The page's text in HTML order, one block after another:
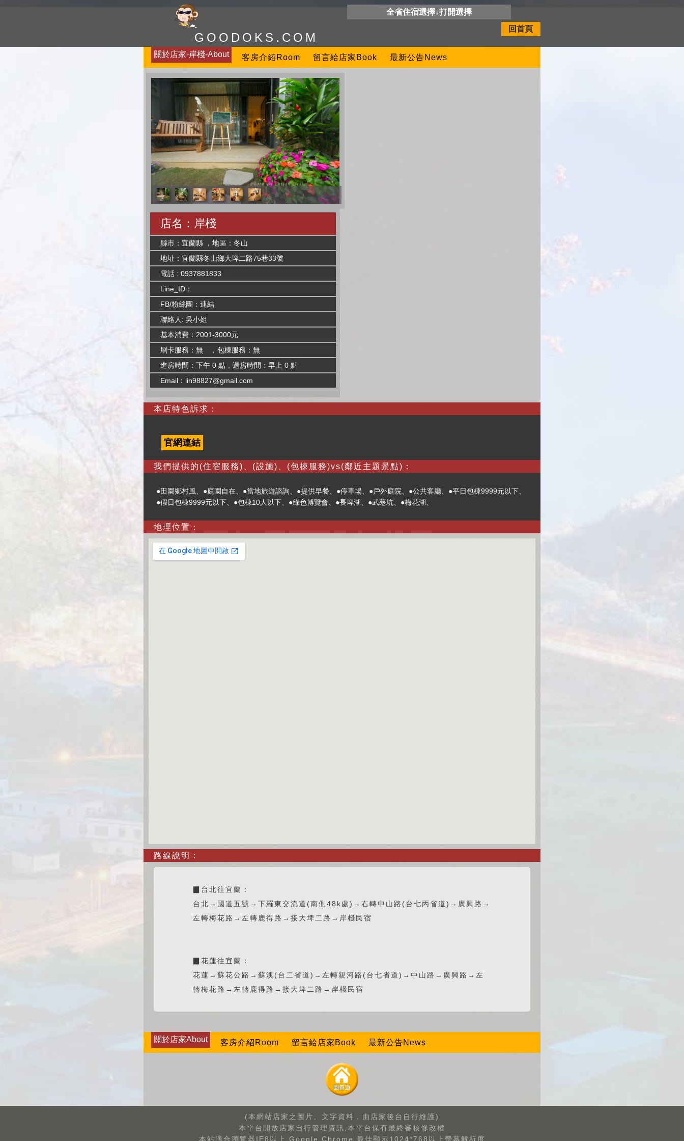
GOODOKS.COM
全省住宿選擇↓打開選擇
回首頁
關於店家-岸棧-About 客房介紹Room 留言給店家Book 最新公告News
店名：岸棧
縣市：宜蘭縣 ，地區：冬山
地址：宜蘭縣冬山鄉大埤二路75巷33號
電話 : 0937881833
Line_ID：
FB/粉絲團：連結
聯絡人: 吳小姐
基本消費：2001-3000元
刷卡服務：無 ，包棟服務：無
進房時間：下午 0 點，退房時間：早上 0 點
Email： lin98827@gmail.com
本店特色訴求：
官網連結
我們提供的(住宿服務)、(設施)、(包棟服務)vs(鄰近主題景點)：
●田園鄉村風、●庭園自在、●當地旅遊諮詢、●提供早餐、●停車場、●戶外庭院、●公共客廳、●平日包棟9999元以下、
●假日包棟9999元以下、●包棟10人以下、●綠色博覽會、●長埤湖、●武荖坑、●梅花湖、
地理位置：
路線說明：
▉台北往宜蘭：
台北→國道五號→下羅東交流道(南側48k處)→右轉中山路(台七丙省道)→廣興路→
左轉梅花路→左轉鹿得路→接大埤二路→岸棧民宿
▉花蓮往宜蘭：
花蓮→蘇花公路→蘇澳(台二省道)→左轉親河路(台七省道)→中山路→廣興路→左
轉梅花路→左轉鹿得路→接大埤二路→岸棧民宿
關於店家About 客房介紹Room 留言給店家Book 最新公告News
(本網站店家之圖片、文字資料，由店家後台自行維護)
本平台開放店家自行管理資訊,本平台保有最終審核修改權
本站適合瀏覽器IE8以上.Google Chrome.最佳顯示1024*768以上螢幕解析度